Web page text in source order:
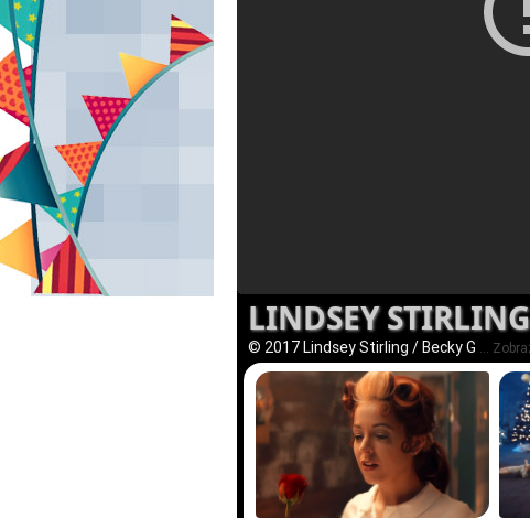
LINDSEY
© 2017 Lindsey Stirling / Becky G ...